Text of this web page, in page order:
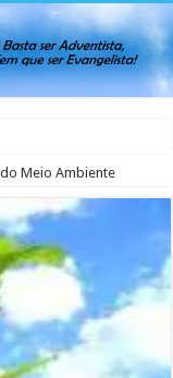
Meio Ambiente